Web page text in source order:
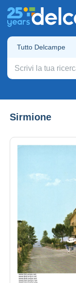
Tutto Delcampe
Sirmione